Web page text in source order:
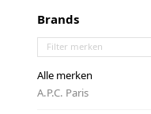
Brands
Alle merken
A.P.C. Paris